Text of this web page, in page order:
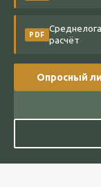
PDF расчёт
Опросный